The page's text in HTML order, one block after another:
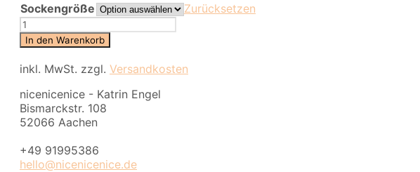
Sockengröße
Zurücksetzen
nice
socks
uni
-
Menge
In den Warenkorb
inkl. MwSt. zzgl. Versandkosten
nicenicenice - Katrin Engel
Bismarckstr. 108
52066 Aachen
+49 91995386
hello@nicenicenice.de